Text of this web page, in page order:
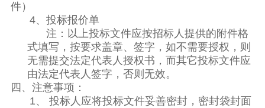
件）
4、投标报价单
注：以上投标文件应按招标人提供的附件格
式填写，按要求盖章、签字，如不需要授权，则
无需提交法定代表人授权书，而其它投标文件应
由法定代表人签字，否则无效。
四、注意事项：
1、
投标人应将投标文件妥善密封，密封袋封面